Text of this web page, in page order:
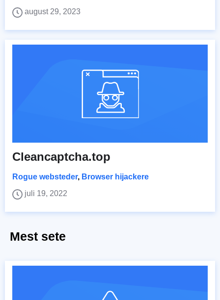
august 29, 2023
Cleancaptcha.top
Rogue websteder, Browser hijackere
juli 19, 2022
Mest sete